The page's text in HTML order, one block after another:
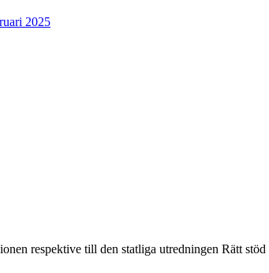
2025
respektive till den statliga utredningen Rätt